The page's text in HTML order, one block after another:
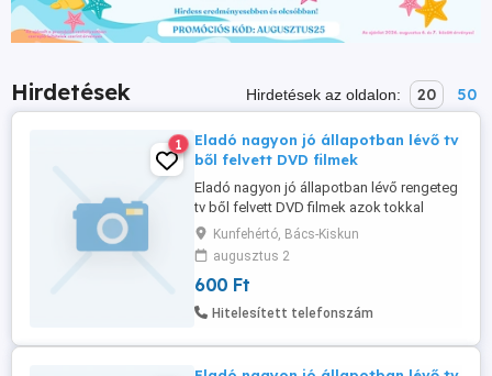
Hirdetések Hirdetések az oldalon: 20 50
1
Eladó nagyon jó állapotban lévő tv
ből felvett DVD filmek
Eladó nagyon jó állapotban lévő rengeteg
tv ből felvett DVD filmek azok tokkal
együtt vannak Vannak rengeteg tv ből
felvett DVD filmek 14 db táskákkal együtt
amiben 100 db DVD lemez van Vannak
kartondobozban is rengeteg DVD filmek
tokkal együtt Vannak közöttük olyan
Kunfehértó, Bács-Kiskun
augusztus 2
600 Ft
Hitelesített telefonszám